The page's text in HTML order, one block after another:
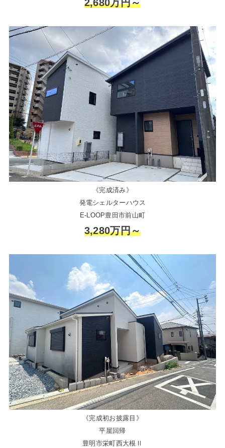
2,680万円～
《完成済み》
発電シェルターハウス
E-LOOP豊田市前山町
3,280万円～
《完成初お披露目》
平屋回帰
豊明市栄町西大根Ⅱ